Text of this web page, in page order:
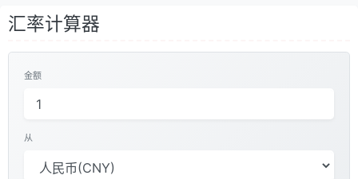
汇率计算器
金额
从